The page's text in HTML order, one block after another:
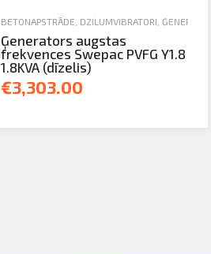
BETONAPSTRĀDE DZIĻUMVIBRATORI ĢENERATORI
Ģenerators augstas
frekvences Swepac PVFG Y1.8
1.8KVA (dīzelis)
€3,303.00